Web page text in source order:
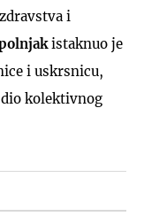
i
istaknuo je
i uskrsnicu,
kolektivnog